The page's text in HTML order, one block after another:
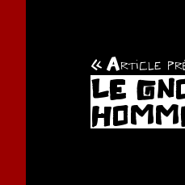
de
l’article
Article
LE